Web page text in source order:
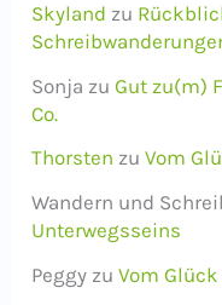
Skyland zu
Sonja zuGut zu(m)
Co.
Thorsten zuVom
Wandern und
Unterwegsseins
Peggy zuVom